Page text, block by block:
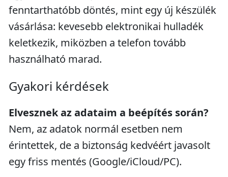
fenntarthatóbb döntés, mint egy új készülék
vásárlása: kevesebb elektronikai hulladék
keletkezik, miközben a telefon tovább
használható marad.
Gyakori kérdések
Elvesznek az adataim a beépítés során?
Nem, az adatok normál esetben nem
érintettek, de a biztonság kedvéért javasolt
egy friss mentés (Google/iCloud/PC).